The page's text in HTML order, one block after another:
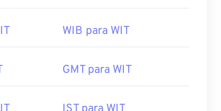
WIB para WIT
GMT para WIT